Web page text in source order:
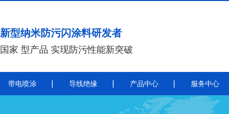
新型纳米防污闪涂料研发者
国家 型产品 实现防污性能新突破
带电喷涂 导线绝缘 产品中心 服务中心